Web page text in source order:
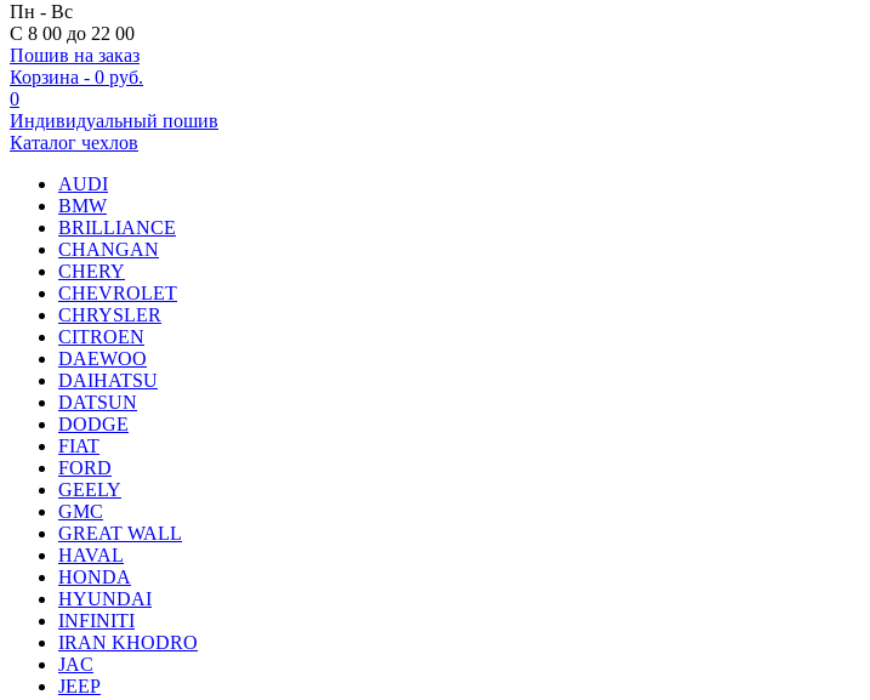
Пн - Вс
С 8 00 до 22 00
Пошив на заказ
Корзина - 0 руб.
0
Индивидуальный пошив
Каталог чехлов
AUDI
BMW
BRILLIANCE
CHANGAN
CHERY
CHEVROLET
CHRYSLER
CITROEN
DAEWOO
DAIHATSU
DATSUN
DODGE
FIAT
FORD
GEELY
GMC
GREAT WALL
HAVAL
HONDA
HYUNDAI
INFINITI
IRAN KHODRO
JAC
JEEP